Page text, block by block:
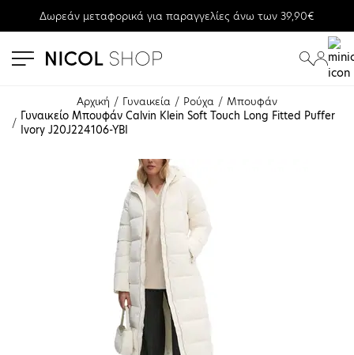
Δωρεάν μεταφορικά για παραγγελίες άνω των 39,90€
Αρχική Γυναικεία Ρούχα
Μπουφάν
Γυναικείο Μπουφάν Calvin Klein Soft Touch Long Fitted Puffer
Ivory J20J224106-YBI